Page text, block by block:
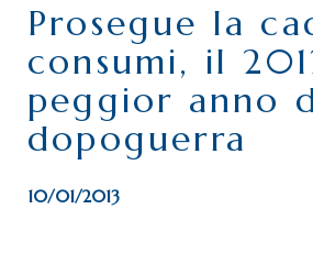
PERCHÉ ASSOCIARSI?
DOVE SIAMO
CONTATTI
Prosegue la
consumi, il
peggior anno
dopoguerra
10/01/2013